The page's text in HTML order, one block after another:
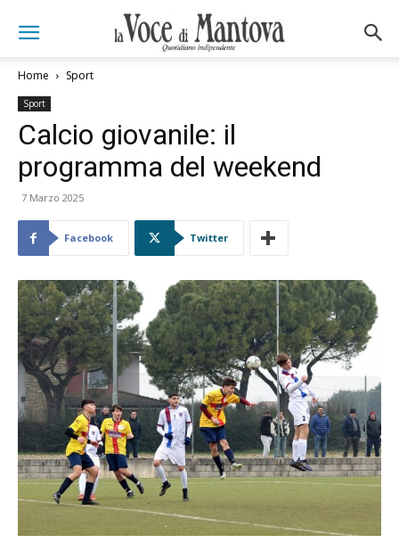
Home Sport
Sport
Calcio giovanile: il
programma del weekend
7 Marzo 2025
Facebook Twitter